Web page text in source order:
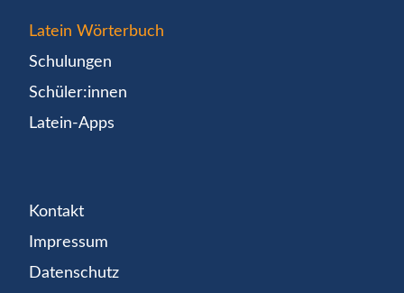
Latein Wörterbuch
Schulungen
Schüler:innen
Latein-Apps
Kontakt
Impressum
Datenschutz